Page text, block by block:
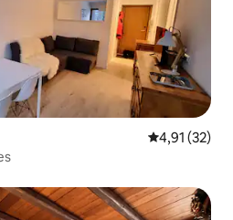
Évaluation
4,91 (32)